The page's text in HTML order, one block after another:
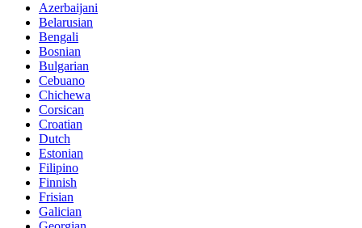
Azerbaijani
Belarusian
Bengali
Bosnian
Bulgarian
Cebuano
Chichewa
Corsican
Croatian
Dutch
Estonian
Filipino
Finnish
Frisian
Galician